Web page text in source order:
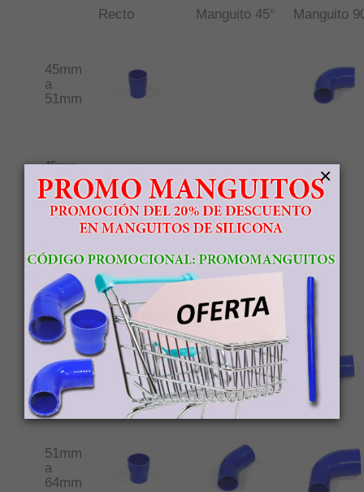
Recto Manguito 45° Manguito
45mm
a
51mm
45mm
a
57mm
45mm
64mm
51mm
a
57mm
51mm
a
64mm
×